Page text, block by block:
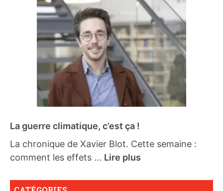
La guerre climatique, c’est ça !
La chronique de Xavier Blot. Cette semaine :
comment les effets ... Lire plus